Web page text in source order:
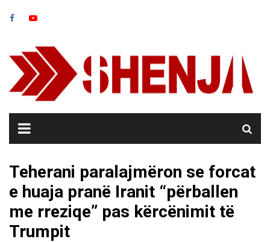
Teherani paralajmëron se forcat
e huaja pranë Iranit “përballen
me rreziqe” pas kërcënimit të
Trumpit